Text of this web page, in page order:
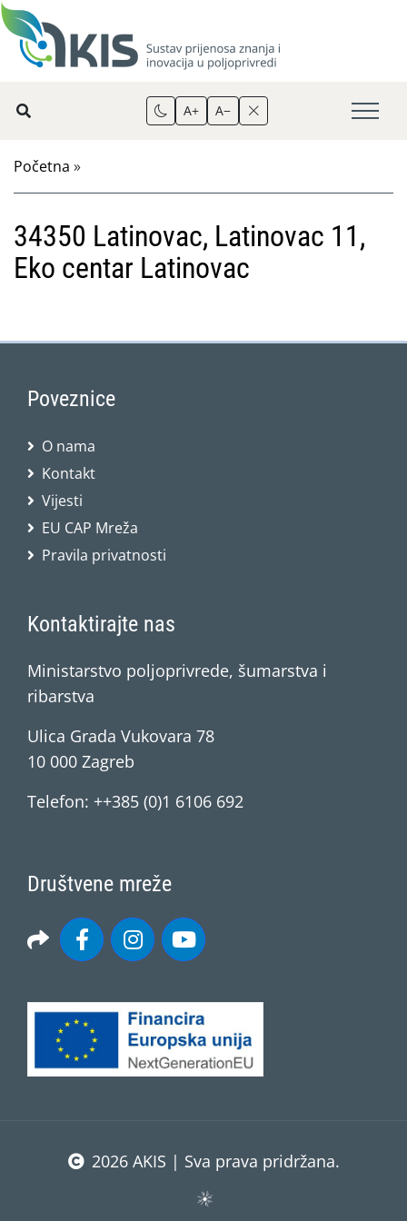
A+ A−
Početna »
34350 Latinovac, Latinovac 11,
Eko centar Latinovac
Poveznice
O nama
Kontakt
Vijesti
EU CAP Mreža
Pravila privatnosti
Kontaktirajte nas
Ministarstvo poljoprivrede, šumarstva i
ribarstva
Ulica Grada Vukovara 78
10 000 Zagreb
Telefon: ++385 (0)1 6106 692
Društvene mreže
2026 AKIS | Sva prava pridržana.